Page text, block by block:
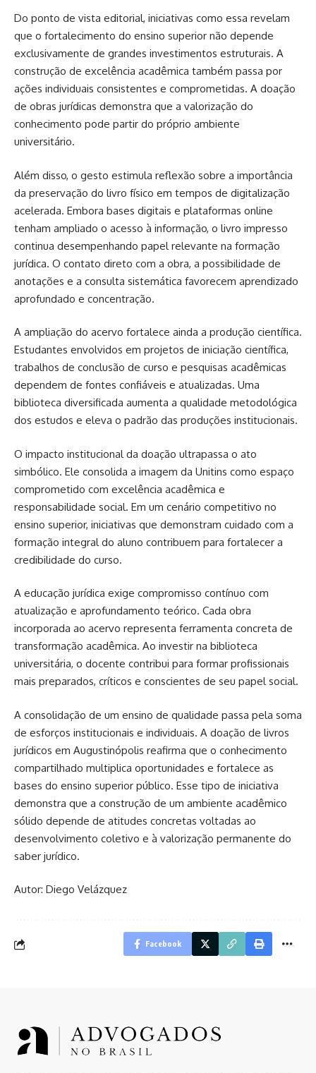
Do ponto de vista editorial, iniciativas como essa revelam
que o fortalecimento do ensino superior não depende
exclusivamente de grandes investimentos estruturais. A
construção de excelência acadêmica também passa por
ações individuais consistentes e comprometidas. A doação
de obras jurídicas demonstra que a valorização do
conhecimento pode partir do próprio ambiente
universitário.
Além disso, o gesto estimula reflexão sobre a importância
da preservação do livro físico em tempos de digitalização
acelerada. Embora bases digitais e plataformas online
tenham ampliado o acesso à informação, o livro impresso
continua desempenhando papel relevante na formação
jurídica. O contato direto com a obra, a possibilidade de
anotações e a consulta sistemática favorecem aprendizado
aprofundado e concentração.
A ampliação do acervo fortalece ainda a produção científica.
Estudantes envolvidos em projetos de iniciação científica,
trabalhos de conclusão de curso e pesquisas acadêmicas
dependem de fontes confiáveis e atualizadas. Uma
biblioteca diversificada aumenta a qualidade metodológica
dos estudos e eleva o padrão das produções institucionais.
O impacto institucional da doação ultrapassa o ato
simbólico. Ele consolida a imagem da Unitins como espaço
comprometido com excelência acadêmica e
responsabilidade social. Em um cenário competitivo no
ensino superior, iniciativas que demonstram cuidado com a
formação integral do aluno contribuem para fortalecer a
credibilidade do curso.
A educação jurídica exige compromisso contínuo com
atualização e aprofundamento teórico. Cada obra
incorporada ao acervo representa ferramenta concreta de
transformação acadêmica. Ao investir na biblioteca
universitária, o docente contribui para formar profissionais
mais preparados, críticos e conscientes de seu papel social.
A consolidação de um ensino de qualidade passa pela soma
de esforços institucionais e individuais. A doação de livros
jurídicos em Augustinópolis reafirma que o conhecimento
compartilhado multiplica oportunidades e fortalece as
bases do ensino superior público. Esse tipo de iniciativa
demonstra que a construção de um ambiente acadêmico
sólido depende de atitudes concretas voltadas ao
desenvolvimento coletivo e à valorização permanente do
saber jurídico.
Autor: Diego Velázquez
Facebook